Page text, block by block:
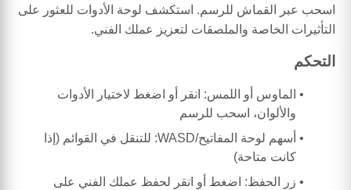
اسحب عبر القماش للرسم. استكشف لوحة الأدوات للعثور على
التأثيرات الخاصة والملصقات لتعزيز عملك الفني.
التحكم
الماوس أو اللمس: انقر أو اضغط لاختيار الأدوات
والألوان، اسحب للرسم
أسهم لوحة المفاتيح/WASD: للتنقل في القوائم (إذا
كانت متاحة)
زر الحفظ: اضغط أو انقر لحفظ عملك الفني على